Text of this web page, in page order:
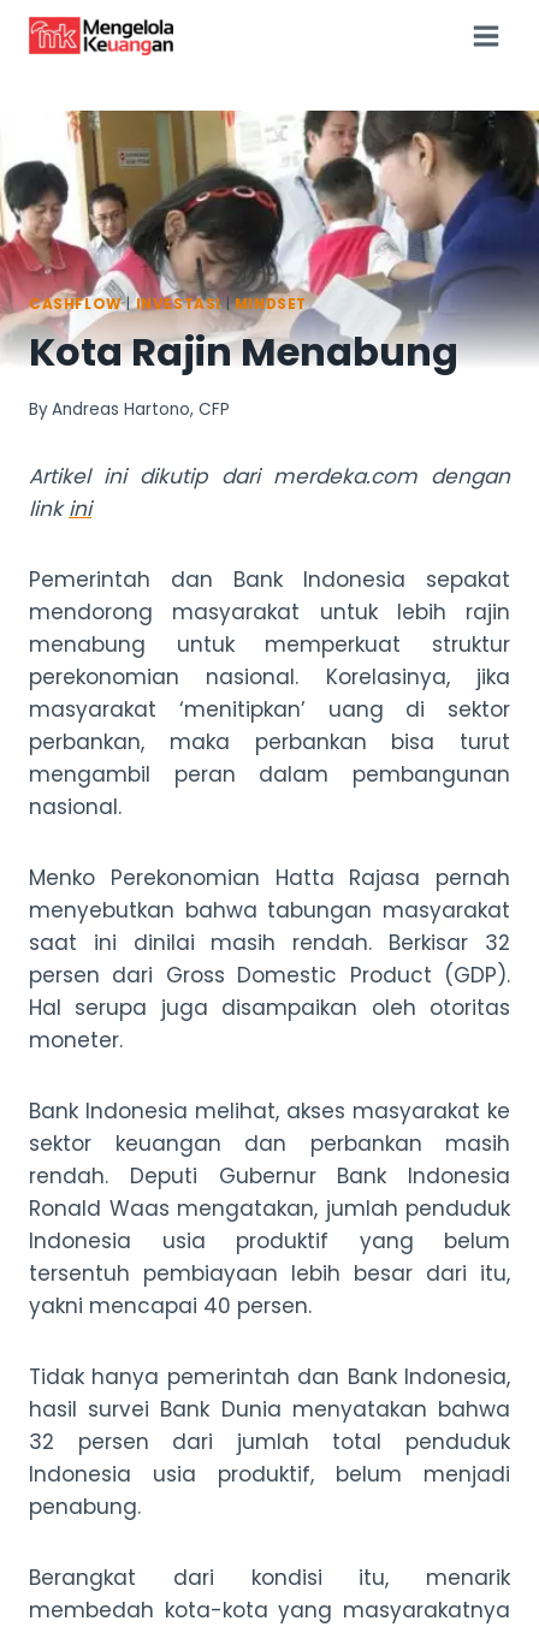
Skip
CASHFLOW|INVESTASI|MINDSET
Kota Rajin Menabung
ByAndreas Hartono, CFP
Artikel ini dikutip dari merdeka.com dengan
linkini
Pemerintah dan Bank Indonesia sepakat
mendorong masyarakat untuk lebih rajin
menabung untuk memperkuat struktur
perekonomian nasional. Korelasinya, jika
masyarakat ‘menitipkan’ uang di sektor
perbankan, maka perbankan bisa turut
mengambil peran dalam pembangunan
nasional.
Menko Perekonomian Hatta Rajasa pernah
menyebutkan bahwa tabungan masyarakat
saat ini dinilai masih rendah. Berkisar 32
persen dari Gross Domestic Product (GDP).
Hal serupa juga disampaikan oleh otoritas
moneter.
Bank Indonesia melihat, akses masyarakat ke
sektor keuangan dan perbankan masih
rendah. Deputi Gubernur Bank Indonesia
Ronald Waas mengatakan, jumlah penduduk
Indonesia usia produktif yang belum
tersentuh pembiayaan lebih besar dari itu,
yakni mencapai 40 persen.
Tidak hanya pemerintah dan Bank Indonesia,
hasil survei Bank Dunia menyatakan bahwa
32 persen dari jumlah total penduduk
Indonesia usia produktif, belum menjadi
penabung.
Berangkat dari kondisi itu, menarik
membedah kota-kota yang masyarakatnya